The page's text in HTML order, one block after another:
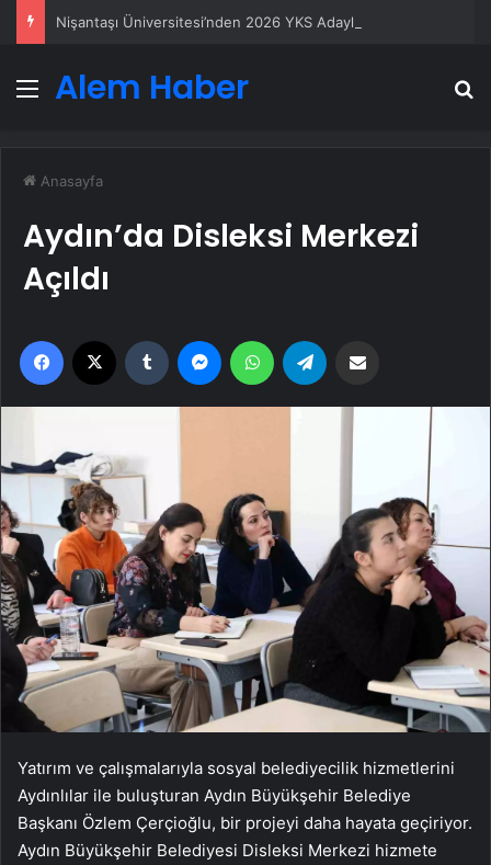
MenüAlem Haber
Anasayfa
Aydın’da Disleksi Merkezi
Açıldı
Facebook Tumblr MessengerWhatsApp
Yatırım ve çalışmalarıyla sosyal belediyecilik hizmetlerini
Aydınlılar ile buluşturan Aydın Büyükşehir Belediye
Başkanı Özlem Çerçioğlu, bir projeyi daha hayata geçiriyor.
Aydın Büyükşehir Belediyesi Disleksi Merkezi hizmete